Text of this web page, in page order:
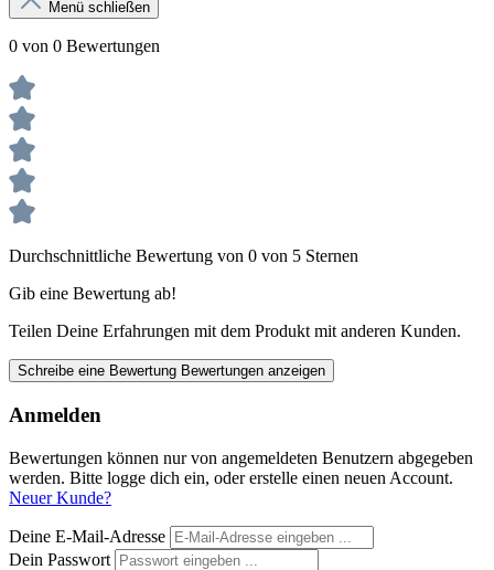
Menü schließen
0 von 0 Bewertungen
Durchschnittliche Bewertung von 0 von 5 Sternen
Gib eine Bewertung ab!
Teilen Deine Erfahrungen mit dem Produkt mit anderen Kunden.
Schreibe eine Bewertung Bewertungen anzeigen
Anmelden
Bewertungen können nur von angemeldeten Benutzern abgegeben
werden. Bitte logge dich ein, oder erstelle einen neuen Account.
Neuer Kunde?
Deine E-Mail-Adresse
Dein Passwort